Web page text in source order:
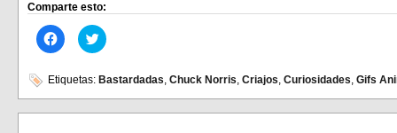
Comparte esto:
Haz
clic
en
Facebook
(Se
abre
Haz
clic
en
(Se
abre
Etiquetas: Bastardadas, Chuck Norris, Criajos, Curiosidades, Gifs